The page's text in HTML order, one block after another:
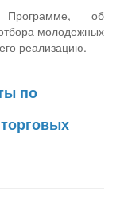
Программе, об
молодежных
реализацию.
по